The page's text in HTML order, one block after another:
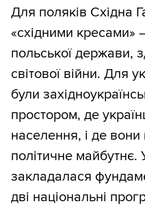
Для поляків Східна
«східними кресами»
польської держави,
світової війни. Для
були
простором, де
населення, і де
політичне
закладалася
дві національні